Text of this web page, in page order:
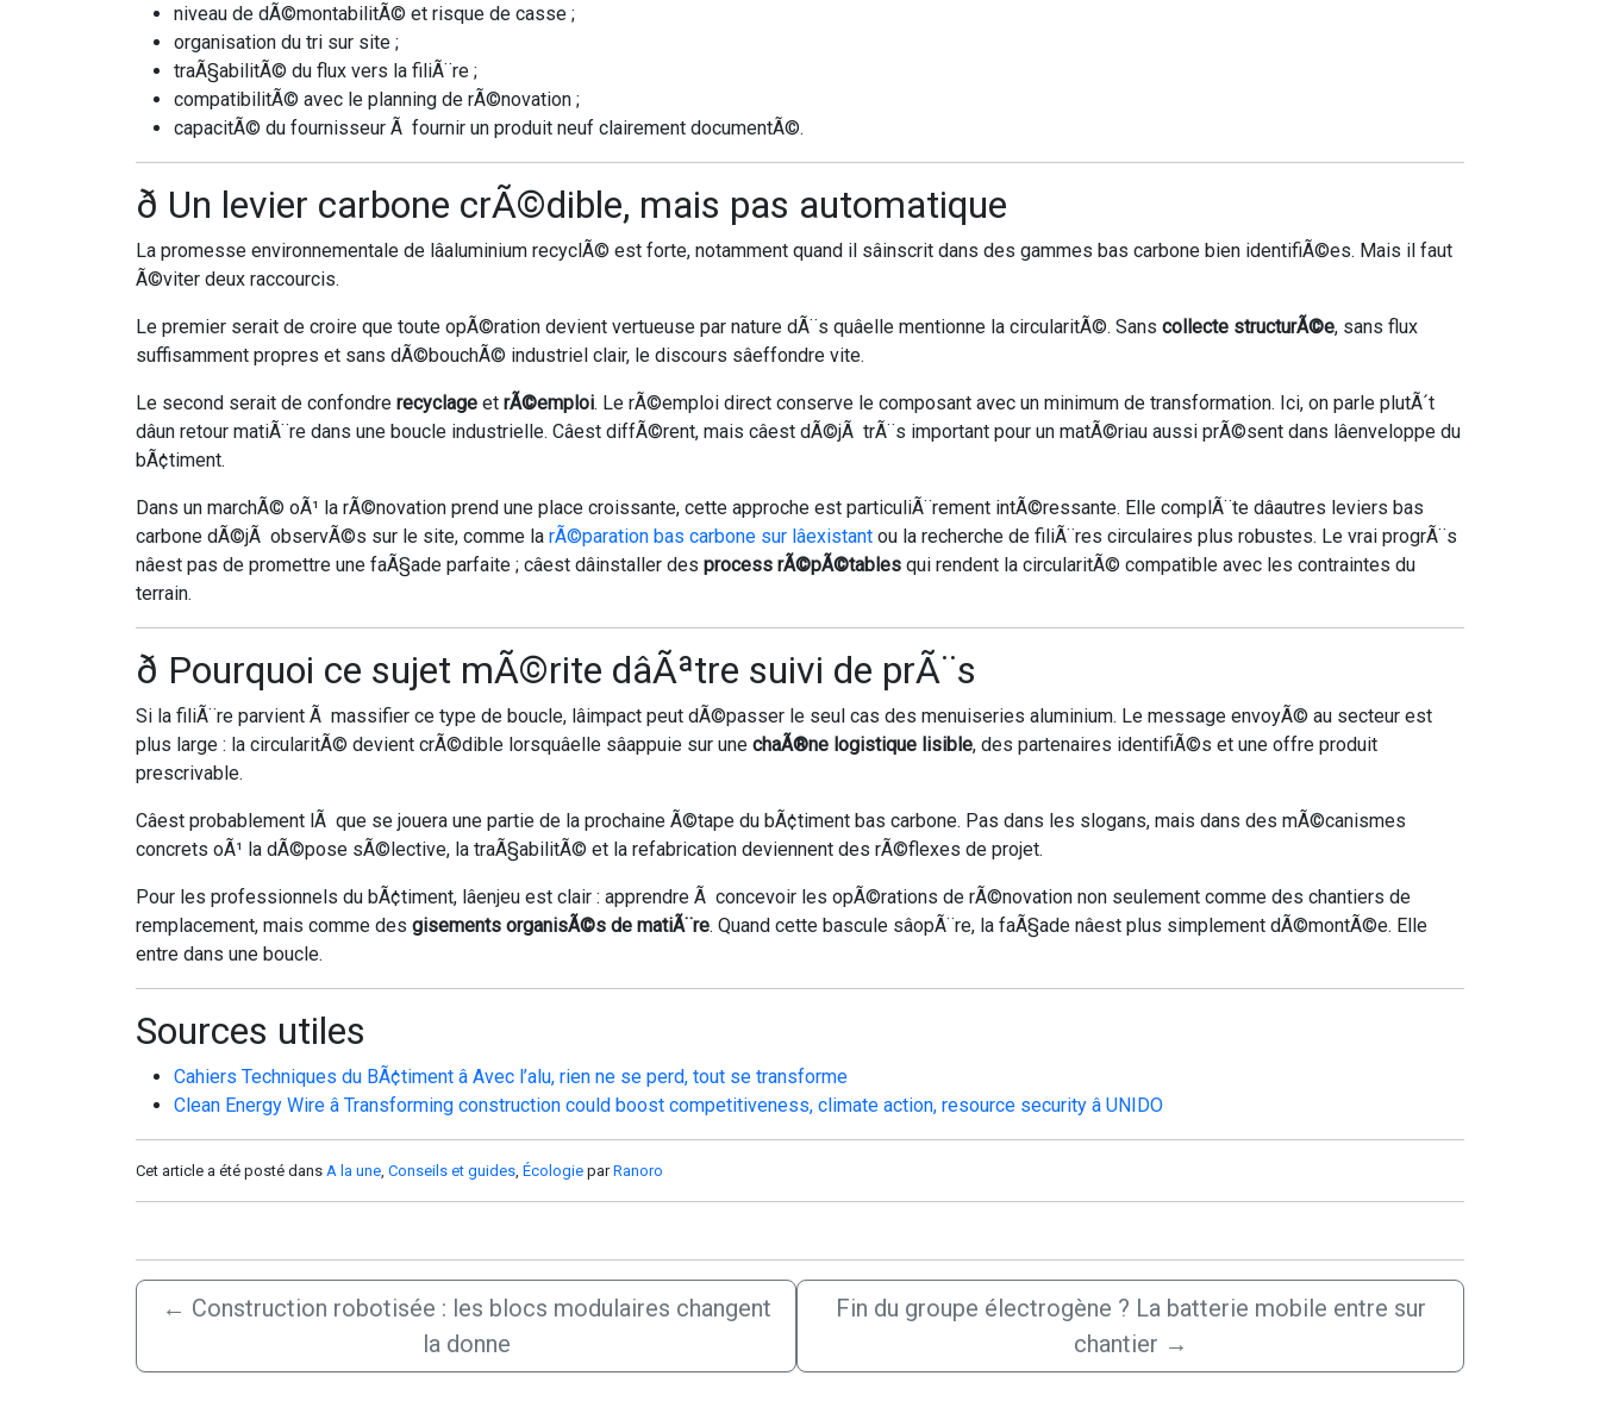
niveau de dÃ©montabilitÃ© et risque de casse ;
organisation du tri sur site ;
traÃ§abilitÃ© du flux vers la filiÃ¨re ;
compatibilitÃ© avec le planning de rÃ©novation ;
capacitÃ© du fournisseur Ã fournir un produit neuf clairement documentÃ©.
ð Un levier carbone crÃ©dible, mais pas automatique
La promesse environnementale de lâaluminium recyclÃ© est forte, notamment quand il sâinscrit dans des gammes bas carbone bien identifiÃ©es. Mais il faut
Ã©viter deux raccourcis.
Le premier serait de croire que toute opÃ©ration devient vertueuse par nature dÃ¨s quâelle mentionne la circularitÃ©. Sans collecte structurÃ©e, sans flux
suffisamment propres et sans dÃ©bouchÃ© industriel clair, le discours sâeffondre vite.
Le second serait de confondre recyclage et rÃ©emploi. Le rÃ©emploi direct conserve le composant avec un minimum de transformation. Ici, on parle plutÃ´t
dâun retour matiÃ¨re dans une boucle industrielle. Câest diffÃ©rent, mais câest dÃ©jÃ trÃ¨s important pour un matÃ©riau aussi prÃ©sent dans lâenveloppe du
bÃ¢timent.
Dans un marchÃ© oÃ¹ la rÃ©novation prend une place croissante, cette approche est particuliÃ¨rement intÃ©ressante. Elle complÃ¨te dâautres leviers bas
carbone dÃ©jÃ observÃ©s sur le site, comme la rÃ©paration bas carbone sur lâexistant ou la recherche de filiÃ¨res circulaires plus robustes. Le vrai progrÃ¨s
nâest pas de promettre une faÃ§ade parfaite ; câest dâinstaller des process rÃ©pÃ©tables qui rendent la circularitÃ© compatible avec les contraintes du
terrain.
ð Pourquoi ce sujet mÃ©rite dâÃªtre suivi de prÃ¨s
Si la filiÃ¨re parvient Ã massifier ce type de boucle, lâimpact peut dÃ©passer le seul cas des menuiseries aluminium. Le message envoyÃ© au secteur est
plus large : la circularitÃ© devient crÃ©dible lorsquâelle sâappuie sur une chaÃ®ne logistique lisible, des partenaires identifiÃ©s et une offre produit
prescrivable.
Câest probablement lÃ que se jouera une partie de la prochaine Ã©tape du bÃ¢timent bas carbone. Pas dans les slogans, mais dans des mÃ©canismes
concrets oÃ¹ la dÃ©pose sÃ©lective, la traÃ§abilitÃ© et la refabrication deviennent des rÃ©flexes de projet.
Pour les professionnels du bÃ¢timent, lâenjeu est clair : apprendre Ã concevoir les opÃ©rations de rÃ©novation non seulement comme des chantiers de
remplacement, mais comme des gisements organisÃ©s de matiÃ¨re. Quand cette bascule sâopÃ¨re, la faÃ§ade nâest plus simplement dÃ©montÃ©e. Elle
entre dans une boucle.
Sources utiles
Cahiers Techniques du BÃ¢timent â Avec l’alu, rien ne se perd, tout se transforme
Clean Energy Wire â Transforming construction could boost competitiveness, climate action, resource security â UNIDO
Cet article a été posté dans A la une Conseils et guides Écologie parRanoro
← Construction robotisée : les blocs modulaires changent
la donne
Fin du groupe électrogène ? La batterie mobile entre sur
chantier →